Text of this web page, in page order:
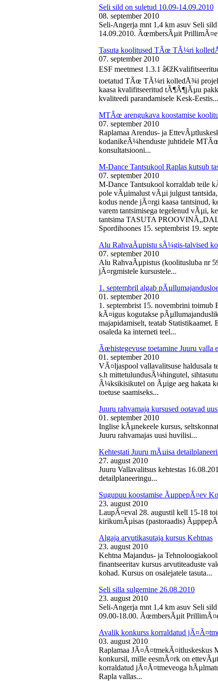
Seli sild on suletud 10.09-14.09.2010
08. september 2010
Seli-Angerja mnt 1,4 km asuv Seli
14.09.2010. ÃœmbersÃµit
Tasuta koolitused TÃœ TÃ¼ri
07. september 2010
ESF meetmest 1.3.1
toetatud TÃœ TÃ¼ri kolledÅ¾i
kaasa kvalifitseeritud tÃ¶Ã¶jÃµu
kvaliteedi parandamisele Kesk-Eestis...
MTÃœ arengukava koostamise
07. september 2010
Raplamaa Arendus- ja
kodanikeÃ¼henduste juhtidele
konsultatsiooni...
M-Dance Tantsukool Raplas kutsub
07. september 2010
M-Dance Tantsukool korraldab teile
pole vÃµimalust vÃµi julgust
kodus nende jÃ¤rgi kaasa tantsinud,
varem tantsimisega tegelenud vÃµi,
tantsima TASUTA
Spordihoones 15. septembrist 19.
Alu RahvaÃµpistu sÃ¼gis-talvised
07. september 2010
Alu RahvaÃµpistus (koolitusluba nr
jÃ¤rgmistele kursustele...
1. septembril algab
01. september 2010
1. septembrist 15. novembrini toimub
kÃ¤igus kogutakse
majapidamiselt, teatab Statistikaamet.
osaleda ka interneti teel...
Ãœhistegevuse toetamine Juuru valla
01. september 2010
VÃ¤ljaspool vallavalitsuse haldusala
s.h mittetulundusÃ¼hingutel,
Ã¼ksikisikutel on Ãµige aeg hakata
toetuse saamiseks...
Juuru rahvamaja kursused ootavad
01. september 2010
Inglise kÃµnekeele kursus,
Juuru rahvamajas uusi huvilisi...
Kehtestati Juuru mÃµisa
27. august 2010
Juuru Vallavalitsus kehtestas
detailplaneeringu...
Sugupuu koostamise ÃµppepÃ¤ev
23. august 2010
LaupÃ¤eval 28. augustil kell 15-18
kirikumÃµisas (pastoraadis)
Algaja arvutikasutaja kursus Kehtnas
23. august 2010
Kehtna Majandus- ja
finantseeritav kursus arvutiteaduste
kohad. Kursus on osalejatele tasuta...
Seli silla sulgemine 26.08.2010
23. august 2010
Seli-Angerja mnt 1,4 km asuv Seli
09.00-18.00. ÃœmbersÃµit
Avalik konkurss korraldatud
03. august 2010
Raplamaa JÃ¤Ã¤tmekÃ¤itluskeskus
konkursil, mille eesmÃ¤rk on
korraldatud jÃ¤Ã¤tmeveoga
Rapla vallas...